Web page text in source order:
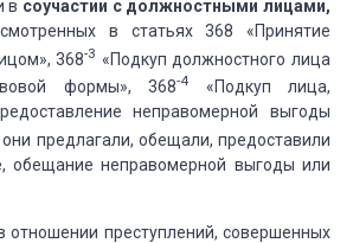
в соучастии с должностными лицами,
в статьях 368 «Принятие
368-3 «Подкуп должностного лица
формы», 368-4 «Подкуп лица,
неправомерной выгоды
предлагали, обещали, предоставили
обещание неправомерной выгоды или
отношении преступлений, совершенных